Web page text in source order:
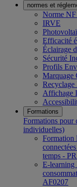
normes et
Norme
IRVE
Efficacité
Éclairage
Sécurité
Profils
Marquage
Affichage
Formations
Formations pour
individuelles)
Formation
temps -
E-learning
AF0207